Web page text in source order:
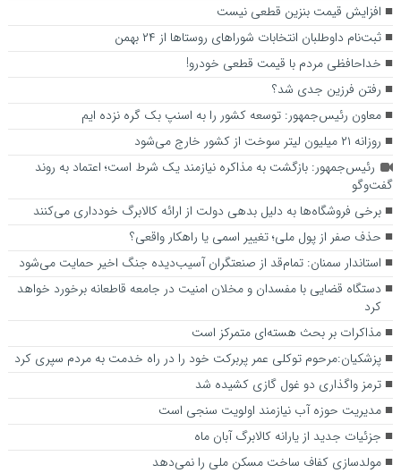
افزایش قیمت بنزین قطعی نیست
ثبت‌نام داوطلبان انتخابات شورا‌های روستا‌ها از ۲۴ بهمن
خداحافظی مردم با قیمت قطعی خودرو!
رفتن فرزین جدی شد؟
معاون رئیس‌جمهور: توسعه کشور را به اسنپ بک گره نزده ایم
روزانه ۲۱ میلیون لیتر سوخت از کشور خارج می‌شود
رئیس‌جمهور: بازگشت به مذاکره نیازمند یک شرط است؛ اعتماد به روند
گفت‌وگو
برخی فروشگاه‌ها به دلیل بدهی دولت از ارائه کالابرگ خودداری می‌کنند
حذف صفر از پول ملی؛ تغییر اسمی یا راهکار واقعی؟
استاندار سمنان:‌ تمام‌قد از صنعتگران آسیب‌دیده جنگ اخیر حمایت می‌شود
دستگاه قضایی با مفسدان و مخلان امنیت در جامعه قاطعانه برخورد خواهد
کرد
مذاکرات بر بحث هسته‌ای متمرکز است
پزشکیان:مرحوم توکلی عمر پربرکت خود را در راه خدمت به مردم سپری کرد
ترمز واگذاری دو غول گازی کشیده شد
مدیریت حوزه آب نیازمند اولویت سنجی است
جزئیات جدید از یارانه کالابرگ آبان ماه
مولدسازی کفاف ساخت مسکن ملی را نمی‌دهد